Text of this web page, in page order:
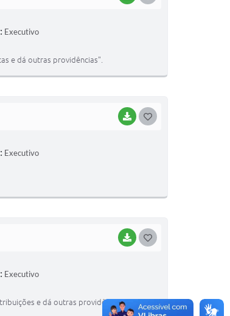
Executivo
e dá outras providências".
BAIXAR
Executivo
BAIXAR
Executivo
e dá outras providências"